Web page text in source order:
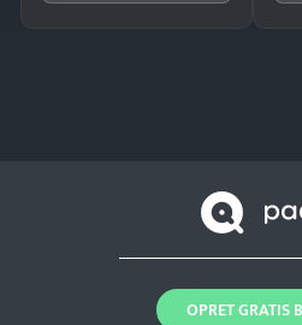
OPRET GRATIS